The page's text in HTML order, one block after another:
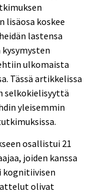
lisäosa koskee
lastensa
ulkomaista
Tässä artikkelissa
selkokielisyyttä
yleisemmin
osallistui 21
joiden kanssa
kognitiivisen
olivat